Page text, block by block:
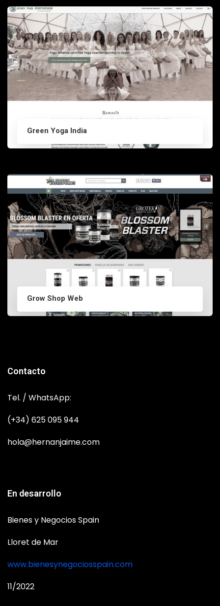
Green Yoga India
Grow Shop Web
Contacto
Tel. / WhatsApp:
(+34) 625 095 944
hola@hernanjaime.com
En desarrollo
Bienes y Negocios Spain
Lloret de Mar
www.bienesynegociosspain.com
11/2022